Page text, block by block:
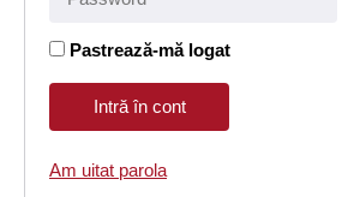
Pastrează-mă logat
Am uitat parola